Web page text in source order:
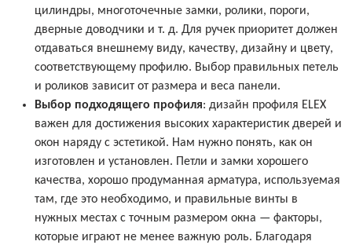
цилиндры, многоточечные замки, ролики, пороги,
дверные доводчики и т. д. Для ручек приоритет должен
отдаваться внешнему виду, качеству, дизайну и цвету,
соответствующему профилю. Выбор правильных петель
и роликов зависит от размера и веса панели.
Выбор подходящего профиля: дизайн профиля ELEX
важен для достижения высоких характеристик дверей и
окон наряду с эстетикой. Нам нужно понять, как он
изготовлен и установлен. Петли и замки хорошего
качества, хорошо продуманная арматура, используемая
там, где это необходимо, и правильные винты в
нужных местах с точным размером окна — факторы,
которые играют не менее важную роль. Благодаря